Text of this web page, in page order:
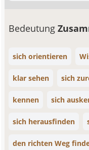
Bedeutung
sich orientieren
klar sehen sich
kennen sich
sich herausfinden
den richten Weg